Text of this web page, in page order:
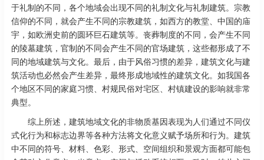
于礼制的不同，各个地域会出现不同的礼制文化与礼制建筑。宗教
信仰的不同，就会产生不同的宗教建筑，如西方的教堂、中国的庙
宇，如欧洲史前的圆环巨石建筑等。丧葬制度的不同，会产生不同
的陵墓建筑，官制的不同会产生不同的官场建筑，这些都形成了不
同的地域建筑与文化。最后，由于风俗习惯的差异，建筑文化与建
筑活动也必然会产生差异，最终形成地域性的建筑文化。如我国各
个地区不同的家庭习惯、村规民俗对宅区、村镇建设的影响就非常
典型。
综上所述，建筑地域文化的非物质基因表现为人们通过不同仪
式化行为和标志边界等各种方法将文化意义赋予场所和行为。建筑
中不同的符号、材料、色彩、形式、空间组织和景观方面都可能包